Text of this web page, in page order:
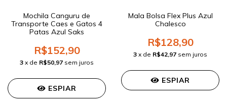
Mochila Canguru de
Transporte Caes e Gatos 4
Patas Azul Saks
R$152,90
3 x de R$50,97 sem juros
ESPIAR
Mala Bolsa Flex Plus Azul
Chalesco
R$128,90
3 x de R$42,97 sem juros
ESPIAR